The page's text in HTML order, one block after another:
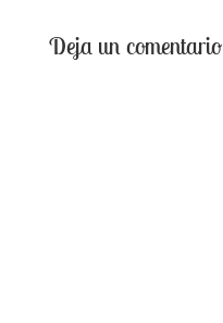
Deja un comentario